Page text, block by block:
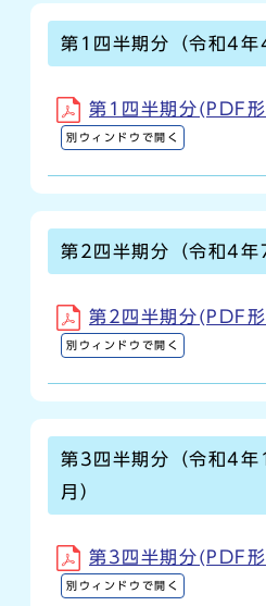
第1四半期分（令和4年
第1四半期分(PDF
別ウィンドウで開く
第2四半期分（令和4年
第2四半期分(PDF
別ウィンドウで開く
第3四半期分（令和4
月）
第3四半期分(PDF
別ウィンドウで開く